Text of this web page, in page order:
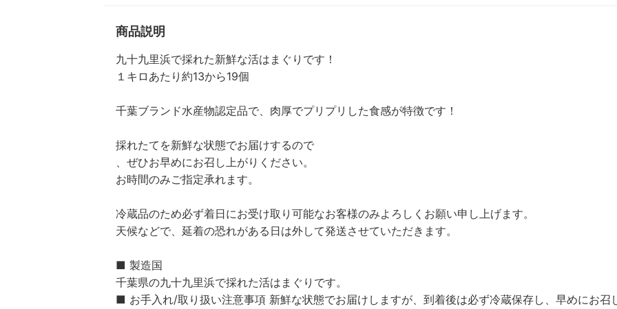
商品説明
九十九里浜で採れた新鮮な活はまぐりです！
１キロあたり約13から19個
千葉ブランド水産物認定品で、肉厚でプリプリした食感が特徴です！
採れたてを新鮮な状態でお届けするので
、ぜひお早めにお召し上がりください。
お時間のみご指定承れます。
冷蔵品のため必ず着日にお受け取り可能なお客様のみよろしくお願い申し上げます。
天候などで、延着の恐れがある日は外して発送させていただきます。
■ 製造国
千葉県の九十九里浜で採れた活はまぐりです。
■ お手入れ/取り扱い注意事項 新鮮な状態でお届けしますが、到着後は必ず冷蔵保存し、早めにお召